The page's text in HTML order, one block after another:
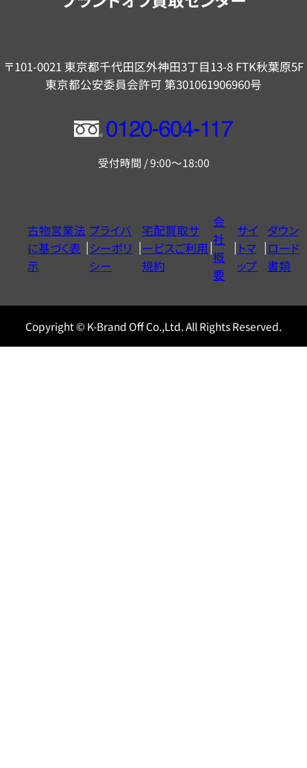
〒101-0021 東京都千代田区外神田3丁目13-8 FTK秋葉原5F
東京都公安委員会許可 第301061906960号
フ
ー
ヤ
ル
0120604117
受付時間 / 9:00～18:00
古物営業法
に基づく表
示
プライバ
シーポリ
シー
宅配買取サ
ービスご利用
規約
会
社
概
要
サイ
トマ
ップ
ダウン
ロード
書類
Copyright © K-Brand Off Co.,Ltd. All Rights Reserved.